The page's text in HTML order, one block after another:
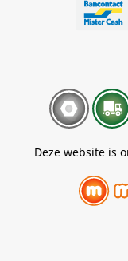
Deze website is